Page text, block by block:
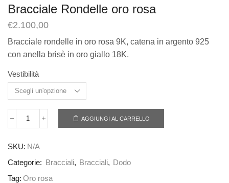
Bracciale Rondelle oro rosa
€2.100,00
Bracciale rondelle in oro rosa 9K, catena in argento 925
con anella brisè in oro giallo 18K.
Vestibilità
AGGIUNGI AL CARRELLO
SKU: N/A
Categorie:
Bracciali, Bracciali, Dodo
Tag: Oro rosa